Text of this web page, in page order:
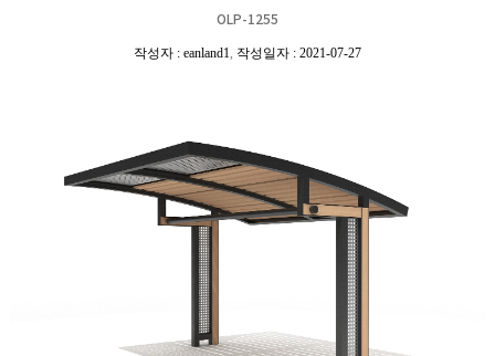
OLP-1255
작성자 : eanland1, 작성일자 : 2021-07-27